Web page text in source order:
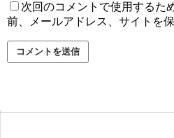
次回のコメントで使用するた
前、メールアドレス、サイトを保